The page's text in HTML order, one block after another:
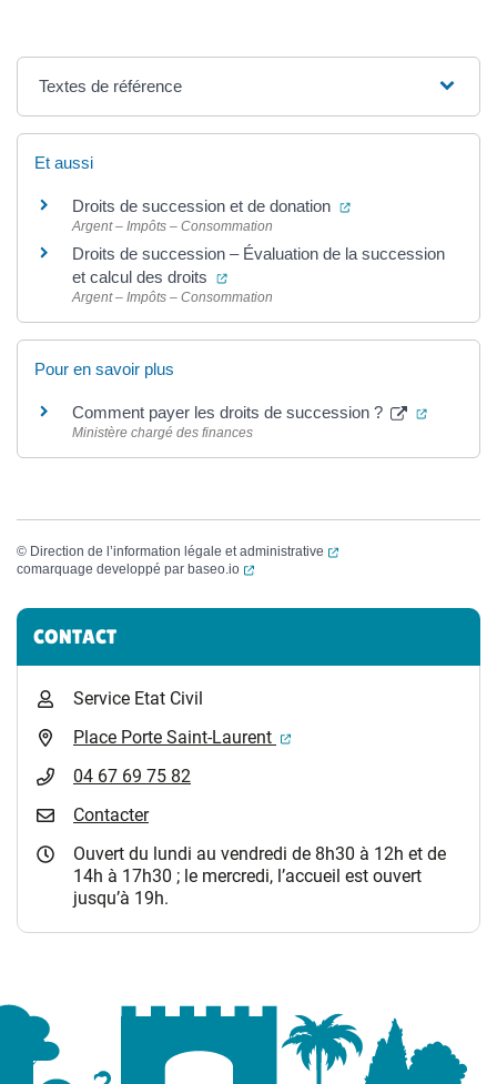
Textes de référence
Et aussi
Droits de succession et de donation (ouverture dans un
Argent – Impôts – Consommation
Droits de succession – Évaluation de la succession
et calcul des droits
(ouverture dans un nouvel onglet)
Argent – Impôts – Consommation
Pour en savoir plus
Comment payer les droits de succession ?
Ministère chargé des finances
© Direction de l’information légale et administrative
(ouverture dans un
comarquage developpé par baseo.io (ouverture dans un nouvel onglet)
Informations complémentaires
CONTACT
Service Etat Civil
Place Porte Saint-Laurent
(ouverture dans un
04 67 69 75 82
Contacter
Ouvert du lundi au vendredi de 8h30 à 12h et de
14h à 17h30 ; le mercredi, l’accueil est ouvert
jusqu’à 19h.